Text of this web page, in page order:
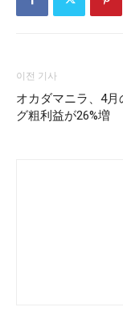
이전 기사
オカダマニラ、4月
グ粗利益が26%増